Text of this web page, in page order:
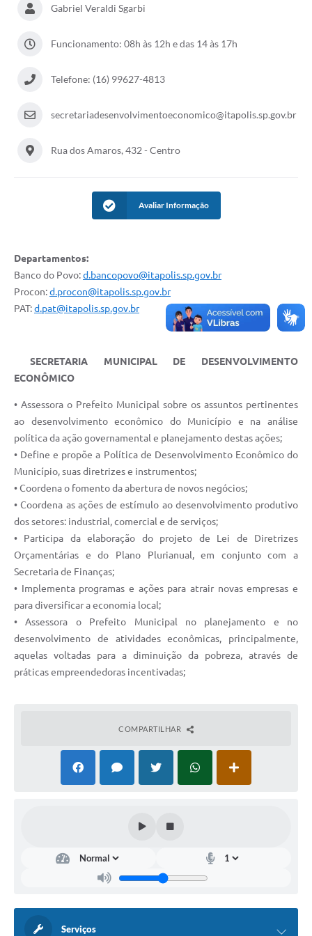
Documentos
Distritos
Bairros Rurais
Audiências Públicas
Arquivos para Download
Carta de Serviços
Turismo
Projetos
Contas Públicas
Telefones Úteis
Transparência
Enquete
Jornal
e-SIC
Diário Oficial
Gabriel Veraldi Sgarbi
Funcionamento: 08h às 12h e das 14 às 17h
Telefone: (16) 99627-4813
secretariadesenvolvimentoeconomico@itapolis.sp.gov.br
Rua dos Amaros, 432 - Centro
Avaliar Informação
Departamentos:
Banco do Povo:d.bancopovo@itapolis.sp.gov.br
Procon:d.procon@itapolis.sp.gov.br
PAT:d.pat@itapolis.sp.gov.br
SECRETARIA MUNICIPAL DE DESENVOLVIMENTO
ECONÔMICO
• Assessora o Prefeito Municipal sobre os assuntos pertinentes
ao desenvolvimento econômico do Município e na análise
política da ação governamental e planejamento destas ações;
• Define e propõe a Política de Desenvolvimento Econômico do
Município, suas diretrizes e instrumentos;
• Coordena o fomento da abertura de novos negócios;
• Coordena as ações de estímulo ao desenvolvimento produtivo
dos setores: industrial, comercial e de serviços;
• Participa da elaboração do projeto de Lei de Diretrizes
Orçamentárias e do Plano Plurianual, em conjunto com a
Secretaria de Finanças;
• Implementa programas e ações para atrair novas empresas e
para diversificar a economia local;
• Assessora o Prefeito Municipal no planejamento e no
desenvolvimento de atividades econômicas, principalmente,
aquelas voltadas para a diminuição da pobreza, através de
práticas empreendedoras incentivadas;
COMPARTILHAR
Serviços